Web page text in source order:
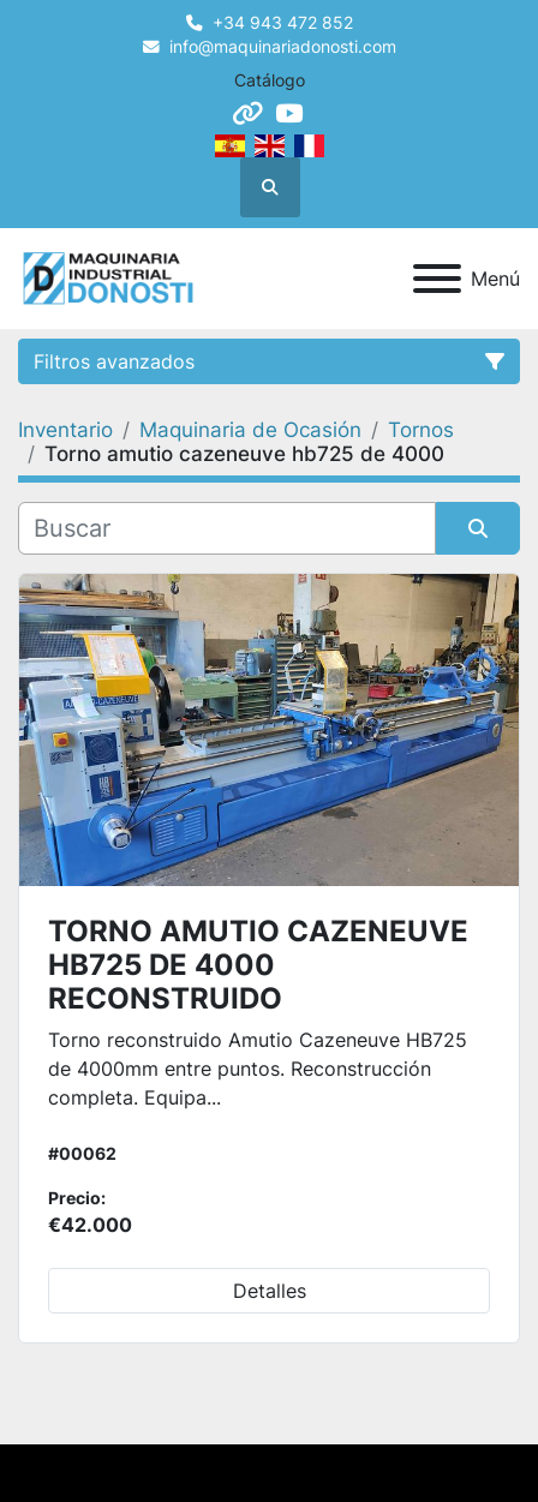
+34 943 472 852
info@maquinariadonosti.com
Catálogo
otheryoutube
Buscar
Menú
Filtros avanzados
Categoría
Condición
Inventario Maquinaria de Ocasión
Tornos
Torno amutio cazeneuve hb725 de 4000
Ordenar por
TORNO AMUTIO CAZENEUVE
HB725 DE 4000
RECONSTRUIDO
Torno reconstruido Amutio Cazeneuve HB725
de 4000mm entre puntos. Reconstrucción
completa. Equipa...
#00062
Precio:
€42.000
Detalles